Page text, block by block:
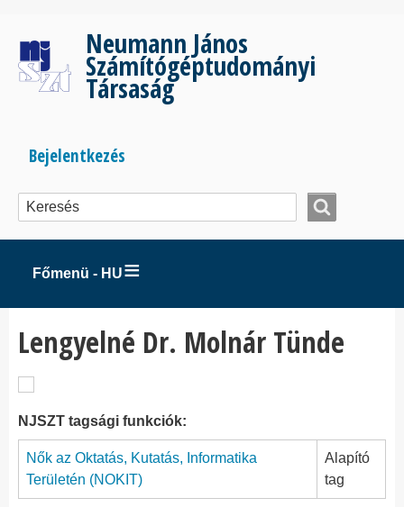
tartalomra
Neumann János
Számítógéptudományi
Társaság
Bejelentkezés
menüje
Bejelentkezés
Főmenü - HU
Lengyelné Dr. Molnár Tünde
NJSZT tagsági funkciók:
Nők az Oktatás, Kutatás, Informatika
Területén (NOKIT)
Alapító
tag